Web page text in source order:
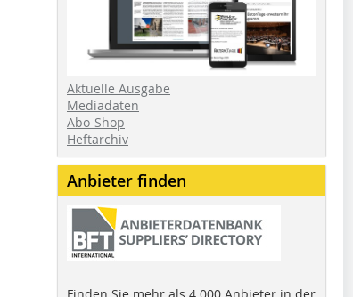
Aktuelle Ausgabe
Mediadaten
Abo-Shop
Heftarchiv
Anbieter finden